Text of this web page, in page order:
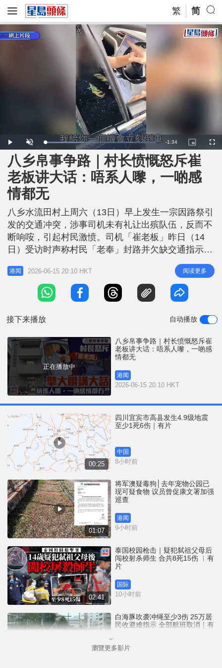
繁 简
P
l
a
y
U
n
m
u
t
L
o
a
d
e
:
3
5
R
e
n
-1:34
P
i
c
t
u
e
-
i
c
t
r
e
F
u
八乡帛事争路｜村长愤慨怒斥崔
老板讲大话：唔系人嚟，一啲感
情都无
八乡水流田村上周六（13日）早上发生一宗因路祭引
发的交通冲突，涉事司机未有礼让出殡队伍，反而不
断响咹，引起村民激愤。司机「崔老板」昨日（14
日）受访时声称村民「老奉」封路并欠缺交通指示，
又自称被人袭击。《星岛》今日（15日）到水流田村
向村长了解，村长驳斥崔老板「擘大眼讲大话」，又
直言对方「唔系人嚟，一啲感情都无」。 相关报
道：有片│八乡出殡队伍与私家车争路 村民群情激愤
港闻 2026-06-15 20:10 HKT 阅读更多
接下来播放 自动播放
正在播放中
八乡帛事争路｜村长愤慨怒斥崔
老板讲大话：唔系人嚟，一啲感
情都无
港闻
2026-06-15 20:10 HKT
00:25
四川宜宾市高县发生4.9级地震
至少1死6伤｜有片
中国
8小时前
01:07
将军澳疑毒狗│去年宠物公园已
现可疑食物 议员曾促康文署加强
巡查
港闻
9小时前
02:41
泰国校园枪击｜疑犯弑祖父母后
闯校射杀师生 合共8死15伤 ︱有
片
国际
10小时前
白海豚吹袭冲绳至少3伤 25万居
民收避难指示 全部航班取消｜有
国际
瀏覽更多影片